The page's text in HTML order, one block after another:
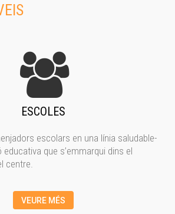
ESCOLES
escolars en una línia saludable-
que s’emmarqui dins el
centre.
VEURE MÉS